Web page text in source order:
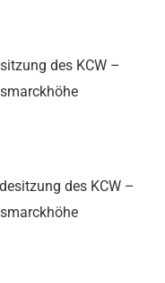
des KCW –
des KCW –